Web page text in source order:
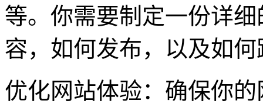
等。你需要制定一份详
容，如何发布，以及如
优化网站体验：确保你